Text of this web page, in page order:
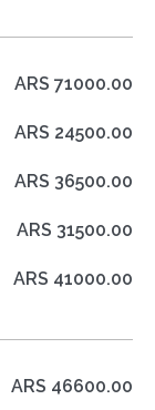
ARS 71000.00
ARS 24500.00
ARS 36500.00
ARS 31500.00
ARS 41000.00
ARS 46600.00